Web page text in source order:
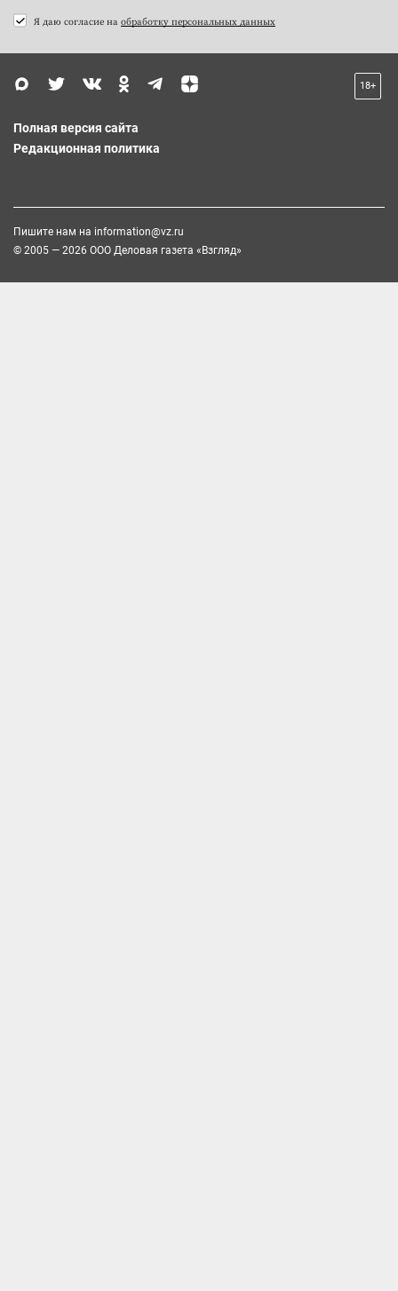
Я даю согласие на обработку персональных данных
18+
Полная версия сайта
Редакционная политика
Пишите нам на information@vz.ru
© 2005 — 2026 ООО Деловая газета «Взгляд»